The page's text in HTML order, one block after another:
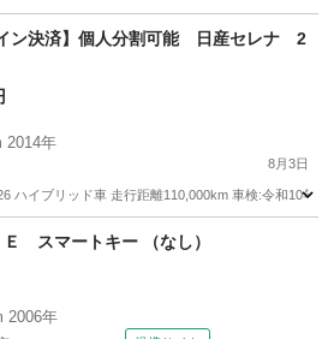
デイズ DAYS
イン決済】個人分割可能 日産セレナ 2
2014年
8月3日
ブリッド車 走行距離110,000km 車検:令和10年2
セレナ
Ｅ スマートキー （なし）
2006年